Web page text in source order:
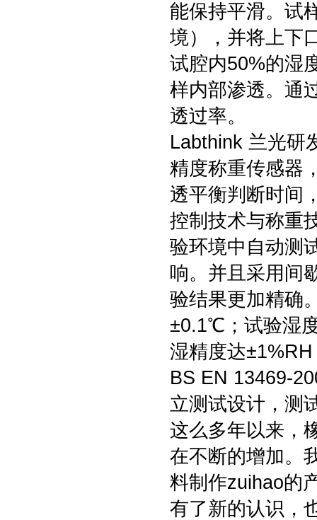
能保持平滑。试
境），并将上下
试腔内50%的湿
样内部渗透。通
透过率。
Labthink 兰光研
精度称重传感器
透平衡判断时间
控制技术与称重
验环境中自动测
响。并且采用间
验结果更加精确
±0.1℃；试验湿
湿精度达
BS EN 13469-
立测试设计，测
这么多年以来，
在不断的增加。
料制作zuihao的
有了新的认识，